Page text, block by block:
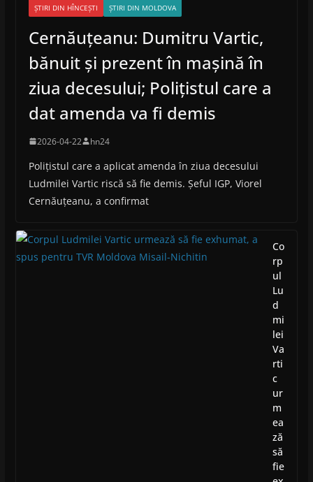
ȘTIRI DIN HÎNCEȘTI ȘTIRI DIN MOLDOVA
Cernăuțeanu: Dumitru Vartic,
bănuit și prezent în mașină în
ziua decesului; Polițistul care a
dat amenda va fi demis
2026-04-22 hn24
Polițistul care a aplicat amenda în ziua decesului
Ludmilei Vartic riscă să fie demis. Șeful IGP, Viorel
Cernăuțeanu, a confirmat
Co
rp
ul
Lu
d
mi
lei
Va
rti
c
ur
m
ea
ză
să
fie